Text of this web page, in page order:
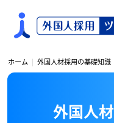
ホーム 外国人材採用の基礎知識
外国人